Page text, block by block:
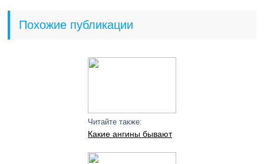
Похожие публикации
Читайте также:
Какие ангины бывают